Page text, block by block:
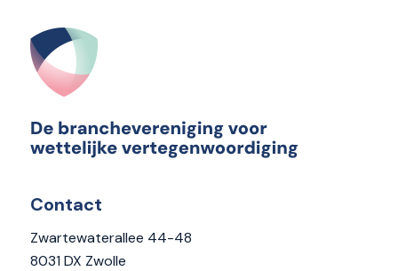
Contact
Zwartewaterallee 44-48
8031 DX Zwolle